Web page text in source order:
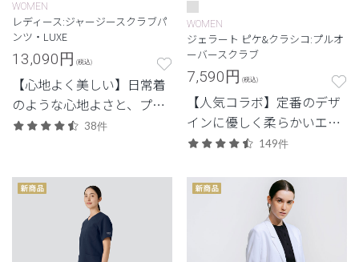
WOMEN
レディース:ジャージースクラブパ
ンツ・LUXE
13,090円 (税込)
【心地よく美しい】日常着
のような心地よさと、プロ
フェッショナルにふさわし
38件
WOMEN
ジェラート ピケ&クラシコ:プルオ
ーバースクラブ
7,590円 (税込)
【人気コラボ】定番のデザ
インに優しく柔らかいエッ
センスをプラス。
149件